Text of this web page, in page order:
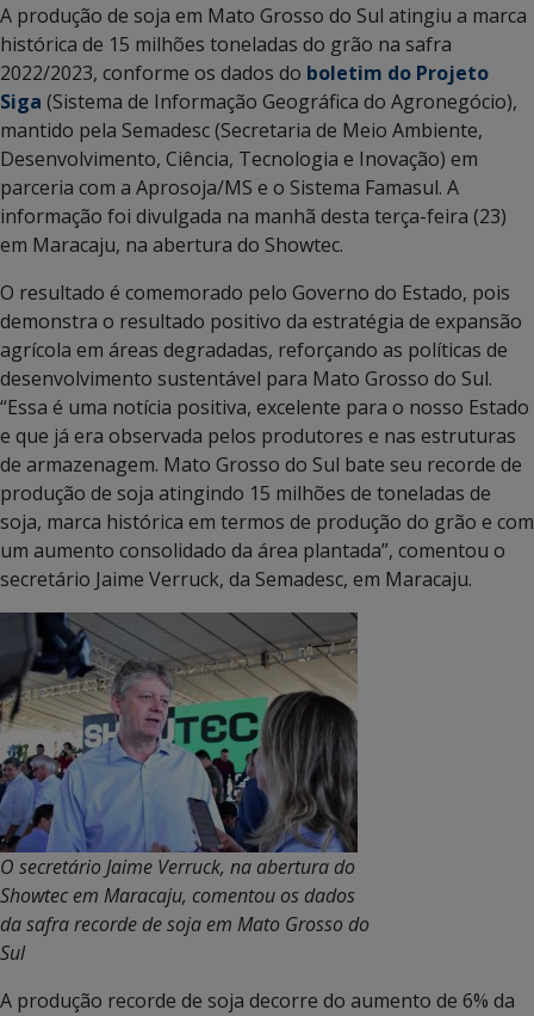
A produção de soja em Mato Grosso do Sul atingiu a marca
histórica de 15 milhões toneladas do grão na safra
2022/2023, conforme os dados do boletim do Projeto
Siga (Sistema de Informação Geográfica do Agronegócio),
mantido pela Semadesc (Secretaria de Meio Ambiente,
Desenvolvimento, Ciência, Tecnologia e Inovação) em
parceria com a Aprosoja/MS e o Sistema Famasul. A
informação foi divulgada na manhã desta terça-feira (23)
em Maracaju, na abertura do Showtec.
O resultado é comemorado pelo Governo do Estado, pois
demonstra o resultado positivo da estratégia de expansão
agrícola em áreas degradadas, reforçando as políticas de
desenvolvimento sustentável para Mato Grosso do Sul.
“Essa é uma notícia positiva, excelente para o nosso Estado
e que já era observada pelos produtores e nas estruturas
de armazenagem. Mato Grosso do Sul bate seu recorde de
produção de soja atingindo 15 milhões de toneladas de
soja, marca histórica em termos de produção do grão e com
um aumento consolidado da área plantada”, comentou o
secretário Jaime Verruck, da Semadesc, em Maracaju.
O secretário Jaime Verruck, na abertura do
Showtec em Maracaju, comentou os dados
da safra recorde de soja em Mato Grosso do
Sul
A produção recorde de soja decorre do aumento de 6% da